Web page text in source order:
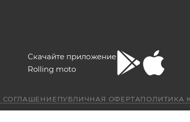
Скачайте приложение
Rolling moto
СОГЛАШЕНИЕПУБЛИЧНАЯ ОФЕРТАПОЛИТИКА